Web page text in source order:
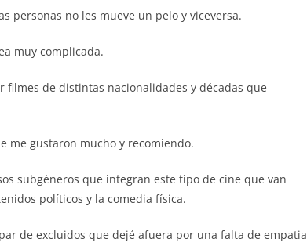
personas no les mueve un pelo y viceversa.
muy complicada.
filmes de distintas nacionalidades y décadas que
me gustaron mucho y recomiendo.
subgéneros que integran este tipo de cine que van
políticos y la comedia física.
de excluidos que dejé afuera por una falta de empatia